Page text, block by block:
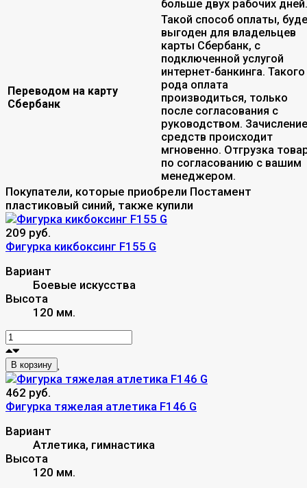
больше двух рабочих дней.
Переводом на карту
Сбербанк
Такой способ оплаты,
выгоден для владельцев
карты Сбербанк, с
подключенной услугой
интернет-банкинга. Такого
рода оплата
производиться, только
после согласования с
руководством. Зачисление
средств происходит
мгновенно. Отгрузка
по согласованию с вашим
менеджером.
Покупатели, которые приобрели Постамент
пластиковый синий, также купили
209 руб.
Фигурка кикбоксинг F155 G
Вариант
Боевые искусства
Высота
120 мм.
В корзину
462 руб.
Фигурка тяжелая атлетика F146 G
Вариант
Атлетика, гимнастика
Высота
120 мм.